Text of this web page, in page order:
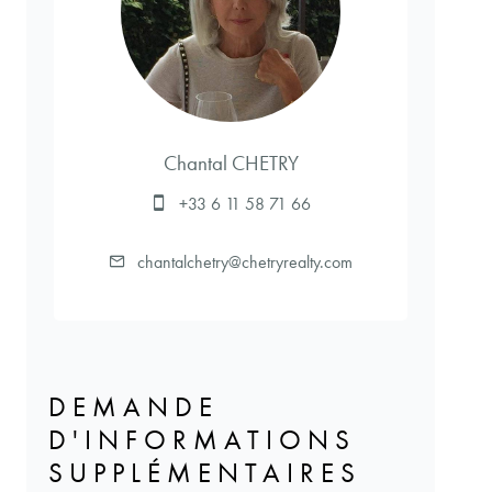
Chantal CHETRY
+33 6 11 58 71 66
chantalchetry@chetryrealty.com
DEMANDE
D'INFORMATIONS
SUPPLÉMENTAIRES